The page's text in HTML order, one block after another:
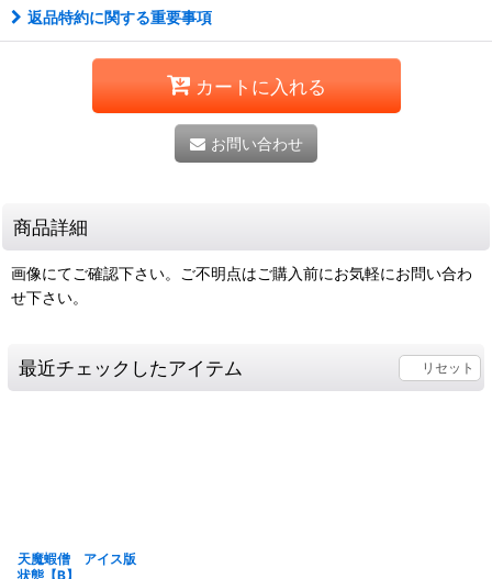
返品特約に関する重要事項
カートに入れる
お問い合わせ
商品詳細
画像にてご確認下さい。ご不明点はご購入前にお気軽にお問い合わ
せ下さい。
最近チェックしたアイテム リセット
天魔蝦僧 アイス版
状態【B】